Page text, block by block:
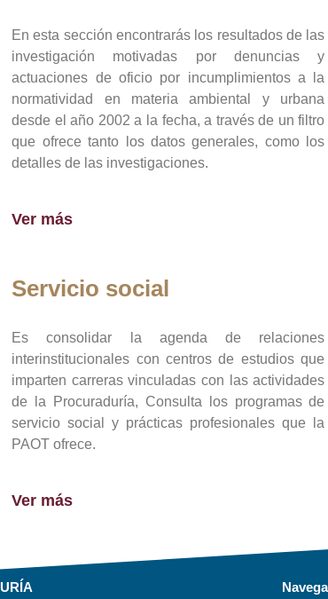
En esta sección encontrarás los resultados de las
investigación motivadas por denuncias y
actuaciones de oficio por incumplimientos a la
normatividad en materia ambiental y urbana
desde el año 2002 a la fecha, a través de un filtro
que ofrece tanto los datos generales, como los
detalles de las investigaciones.
Ver más
Servicio social
Es consolidar la agenda de relaciones
interinstitucionales con centros de estudios que
imparten carreras vinculadas con las actividades
de la Procuraduría, Consulta los programas de
servicio social y prácticas profesionales que la
PAOT ofrece.
Ver más